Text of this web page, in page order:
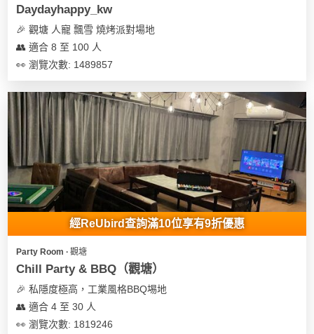
務
及
產
品
類
Party
Room
到
會
特
色
蛋
糕
動
類
型
Party
朋
友
聚
動
攻
略
Daydayhappy_kw
🎉 觀塘 人寵 飄雪 燒烤派對場地
👥 適合 8 至 100 人
👀 瀏覽次數: 1489857
經ReUbird查詢滿10位享有9折優惠
Party Room ∙ 觀塘
Chill Party & BBQ（觀塘）
🎉 私隱度極高，工業風格BBQ埸地
👥 適合 4 至 30 人
👀 瀏覽次數: 1819246